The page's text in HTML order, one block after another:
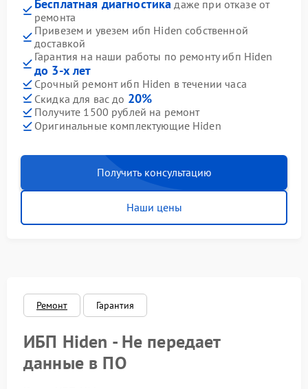
Бесплатная диагностика даже при отказе от
ремонта
Привезем и увезем ибп Hiden собственной
доставкой
Гарантия на наши работы по ремонту ибп Hiden
до 3-х лет
Срочный ремонт ибп Hiden в течении часа
Скидка для вас до 20%
Получите 1500 рублей на ремонт
Оригинальные комплектующие Hiden
Получить консультацию
Наши цены
Ремонт Гарантия
ИБП Hiden - Не передает
данные в ПО